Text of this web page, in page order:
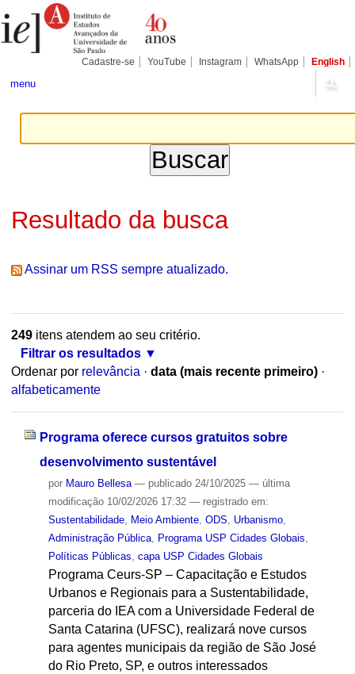
para
conteúdo.
Pessoais
Cadastre-se YouTube Instagram WhatsApp English
menu
Resultado da busca
Assinar um RSS sempre atualizado.
249itens atendem ao seu critério.
Filtrar os resultados
Ordenar por relevância · data (mais recente primeiro) ·
alfabeticamente
Programa oferece cursos gratuitos sobre
desenvolvimento sustentável
por Mauro Bellesa — publicado24/10/2025 — última
modificação10/02/2026 17:32 — registrado em:
Sustentabilidade, Meio Ambiente, ODS Urbanismo,
Administração Pública, Programa USP Cidades Globais
Políticas Públicas capa USP Cidades Globais
Programa Ceurs-SP – Capacitação e Estudos
Urbanos e Regionais para a Sustentabilidade,
parceria do IEA com a Universidade Federal de
Santa Catarina (UFSC), realizará nove cursos
para agentes municipais da região de São José
do Rio Preto, SP, e outros interessados